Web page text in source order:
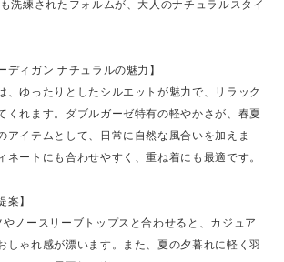
洗練されたフォルムが、大人のナチュラルスタイ
ディガン ナチュラルの魅力】
、ゆったりとしたシルエットが魅力で、リラック
くれます。ダブルガーゼ特有の軽やかさが、春夏
アイテムとして、日常に自然な風合いを加えま
ネートにも合わせやすく、重ね着にも最適です。
案】
ノースリーブトップスと合わせると、カジュア
しゃれ感が漂います。また、夏の夕暮れに軽く羽